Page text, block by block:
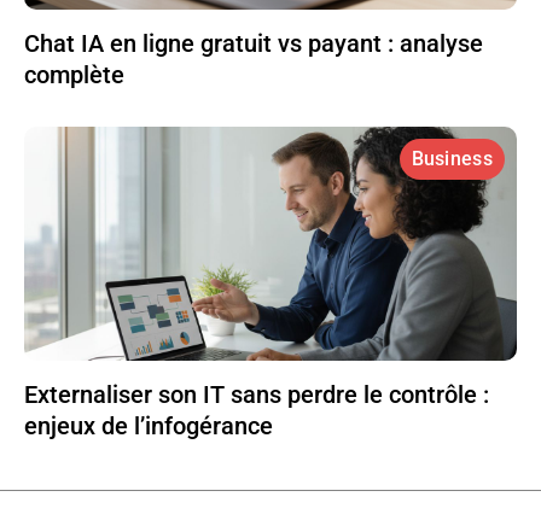
Chat IA en ligne gratuit vs payant : analyse
complète
Business
Externaliser son IT sans perdre le contrôle :
enjeux de l’infogérance